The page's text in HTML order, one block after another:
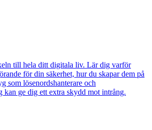
till hela ditt digitala liv. Lär dig varför
för din säkerhet, hur du skapar dem på
som lösenordshanterare och
kan ge dig ett extra skydd mot intrång.